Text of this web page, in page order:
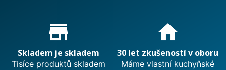
Proč nakupovat u nás?
store_mall_directory
Skladem je skladem
Tisíce produktů skladem
home
30 let zkušeností v oboru
Máme vlastní kuchyňské